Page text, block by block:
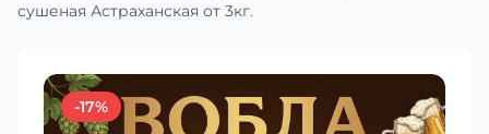
сушеная Астраханская от 3кг.
-17%